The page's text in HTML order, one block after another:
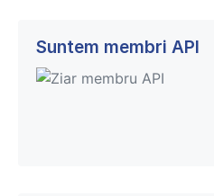
Suntem membri API